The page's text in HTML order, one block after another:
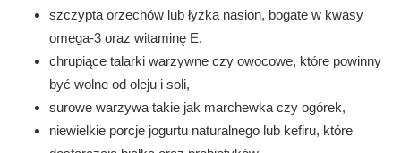
szczypta orzechów lub łyżka nasion, bogate w kwasy
omega-3 oraz witaminę E,
chrupiące talarki warzywne czy owocowe, które powinny
być wolne od oleju i soli,
surowe warzywa takie jak marchewka czy ogórek,
niewielkie porcje jogurtu naturalnego lub kefiru, które